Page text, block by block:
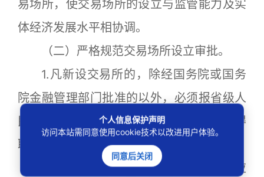
易场所，使交易场所的设立与监管能力及实
体经济发展水平相协调。
（二）严格规范交易场所设立审批。
1.凡新设交易所的，除经国务院或国务
院金融管理部门批准的以外，必须报省级人
民政府批准；省级人民政府批准前，应取得
联席会议的书面反馈意见。
2.清理整顿前已设立运营的交易所，应
个人信息保护声明
访问本站需同意使用cookie技术以改进用户体验。
同意后关闭